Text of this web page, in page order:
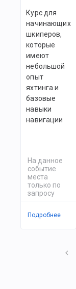
Курс для
начинающих
шкиперов,
которые
имеют
небольшой
опыт
яхтинга и
базовые
навыки
навигации
На данное
событие
места
только по
запросу
Подробнее